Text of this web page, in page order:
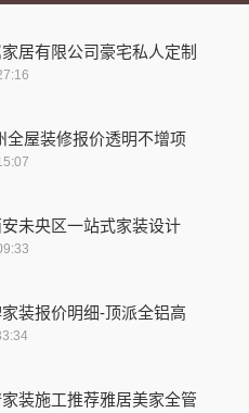
居有限公司豪宅私人定制
全屋装修报价透明不增项
未央区一站式家装设计
装报价明细-顶派全铝高
装施工推荐雅居美家全管